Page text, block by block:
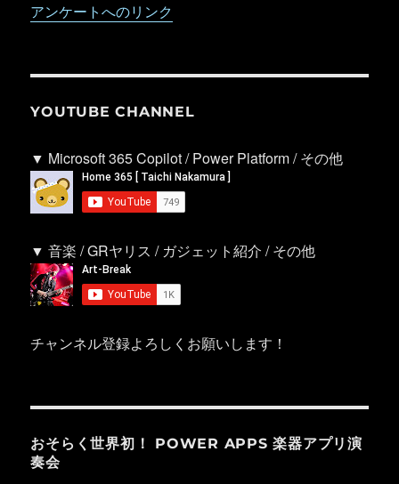
アンケートへのリンク
YOUTUBE CHANNEL
▼ Microsoft 365 Copilot / Power Platform / その他
▼ 音楽 / GRヤリス / ガジェット紹介 / その他
チャンネル登録よろしくお願いします！
おそらく世界初！ POWER APPS 楽器アプリ演
奏会